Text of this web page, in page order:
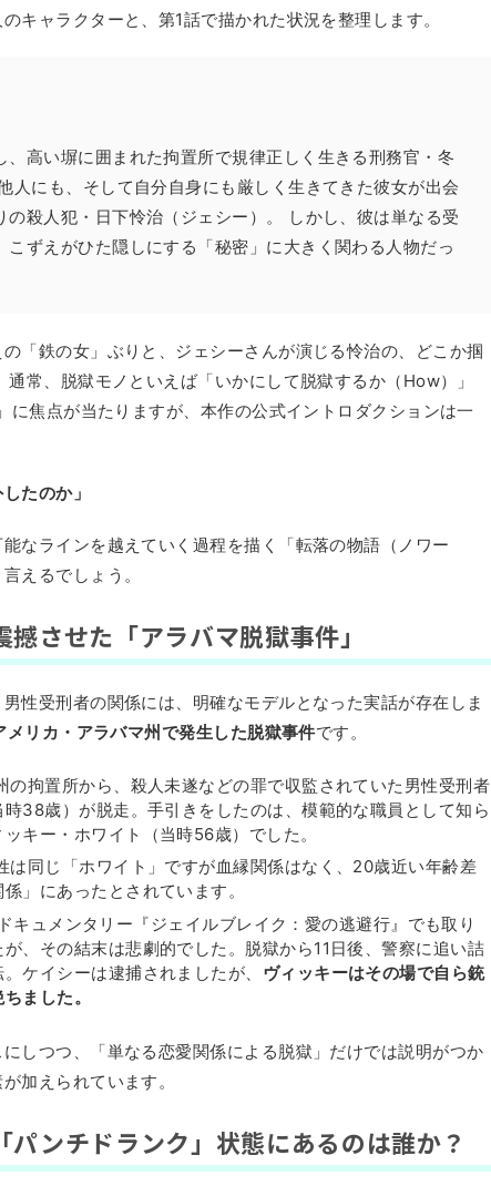
キャラクターと、第1話で描かれた状況を整理します。
、高い塀に囲まれた拘置所で規律正しく生きる刑務官・冬
人にも、そして自分自身にも厳しく生きてきた彼女が出会
の殺人犯・日下怜治（ジェシー）。 しかし、彼は単なる受
こずえがひた隠しにする「秘密」に大きく関わる人物だっ
「鉄の女」ぶりと、ジェシーさんが演じる怜治の、どこか掴
常、脱獄モノといえば「いかにして脱獄するか（How）」
に焦点が当たりますが、本作の公式イントロダクションは一
たのか」
なラインを越えていく過程を描く「転落の物語（ノワー
えるでしょう。
させた「アラバマ脱獄事件」
性受刑者の関係には、明確なモデルとなった実話が存在しま
リカ・アラバマ州で発生した脱獄事件です。
の拘置所から、殺人未遂などの罪で収監されていた男性受刑者
38歳）が脱走。手引きをしたのは、模範的な職員として知ら
キー・ホワイト（当時56歳）でした。
は同じ「ホワイト」ですが血縁関係はなく、20歳近い年齢差
」にあったとされています。
キュメンタリー『ジェイルブレイク：愛の逃避行』でも取り
が、その結末は悲劇的でした。脱獄から11日後、警察に追い詰
ケイシーは逮捕されましたが、 ヴィッキーはその場で自ら銃
ました。
しつつ、「単なる恋愛関係による脱獄」だけでは説明がつか
加えられています。
ンチドランク」状態にあるのは誰か？